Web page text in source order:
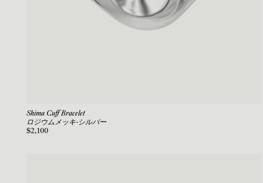
Shima Cuff Bracelet
ロジウムメッキ-シルバー
$2,100